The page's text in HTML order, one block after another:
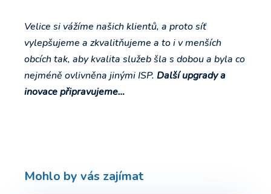
Velice si vážíme našich klientů, a proto síť
vylepšujeme a zkvalitňujeme a to i v menších
obcích tak, aby kvalita služeb šla s dobou a byla co
nejméně ovlivněna jinými ISP. Další upgrady a
inovace připravujeme…
Mohlo by vás zajímat